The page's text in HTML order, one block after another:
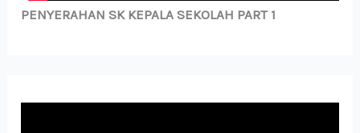
PENYERAHAN SK KEPALA SEKOLAH PART 1